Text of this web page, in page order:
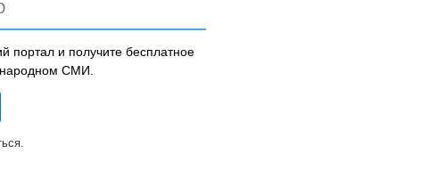
портал и получите бесплатное
СМИ.